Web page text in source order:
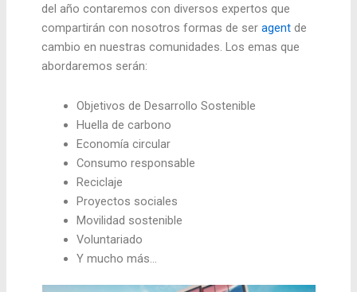
del año contaremos con diversos expertos que
compartirán con nosotros formas de ser agent de
cambio en nuestras comunidades. Los emas que
abordaremos serán:
Objetivos de Desarrollo Sostenible
Huella de carbono
Economía circular
Consumo responsable
Reciclaje
Proyectos sociales
Movilidad sostenible
Voluntariado
Y mucho más…